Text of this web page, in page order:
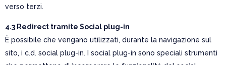
verso terzi.
4.3 Redirect tramite Social plug-in
È possibile che vengano utilizzati, durante la navigazione sul
sito, i c.d. social plug-in. I social plug-in sono speciali strumenti